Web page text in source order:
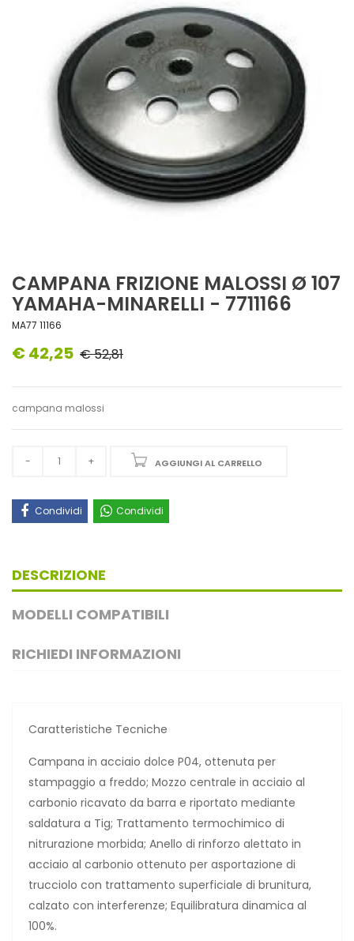
CAMPANA FRIZIONE MALOSSI Ø 107
YAMAHA-MINARELLI - 7711166
MA77 11166
€ 42,25 € 52,81
campana malossi
AGGIUNGI AL CARRELLO
Condividi Condividi
DESCRIZIONE
MODELLI COMPATIBILI
RICHIEDI INFORMAZIONI
Caratteristiche Tecniche
Campana in acciaio dolce P04, ottenuta per
stampaggio a freddo; Mozzo centrale in acciaio al
carbonio ricavato da barra e riportato mediante
saldatura a Tig; Trattamento termochimico di
nitrurazione morbida; Anello di rinforzo alettato in
acciaio al carbonio ottenuto per asportazione di
trucciolo con trattamento superficiale di brunitura,
calzato con interferenze; Equilibratura dinamica al
100%.